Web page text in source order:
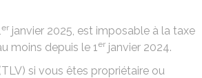
er janvier 2025, est imposable à la taxe
moins depuis le 1er janvier 2024.
si vous êtes propriétaire ou